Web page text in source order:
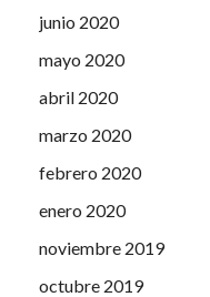
junio 2020
mayo 2020
abril 2020
marzo 2020
febrero 2020
enero 2020
noviembre 2019
octubre 2019